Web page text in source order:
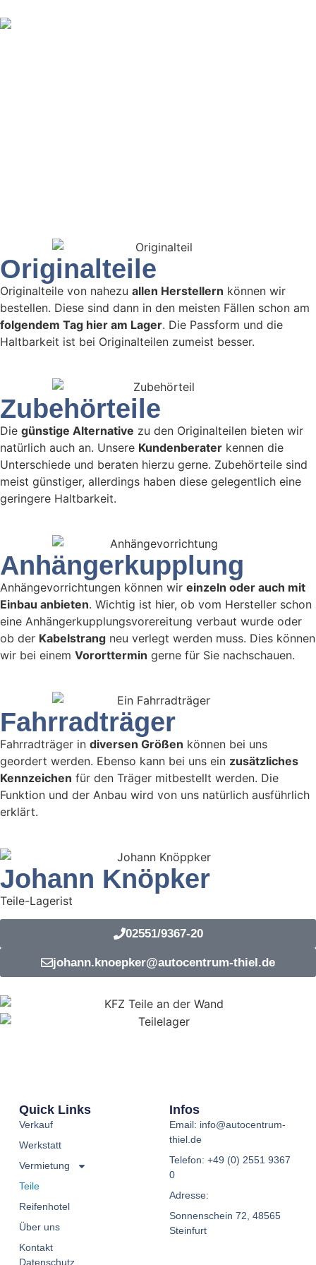
springen
Originalteile
Originalteile von nahezu allen Herstellern können wir
bestellen. Diese sind dann in den meisten Fällen schon am
folgendem Tag hier am Lager. Die Passform und die
Haltbarkeit ist bei Originalteilen zumeist besser.
Zubehörteile
Die günstige Alternative zu den Originalteilen bieten wir
natürlich auch an. Unsere Kundenberater kennen die
Unterschiede und beraten hierzu gerne. Zubehörteile sind
meist günstiger, allerdings haben diese gelegentlich eine
geringere Haltbarkeit.
Anhängerkupplung
Anhängevorrichtungen können wir einzeln oder auch mit
Einbau anbieten. Wichtig ist hier, ob vom Hersteller schon
eine Anhängerkupplungsvorereitung verbaut wurde oder
ob der Kabelstrang neu verlegt werden muss. Dies können
wir bei einem Vororttermin gerne für Sie nachschauen.
Fahrradträger
Fahrradträger in diversen Größen können bei uns
geordert werden. Ebenso kann bei uns ein zusätzliches
Kennzeichen für den Träger mitbestellt werden. Die
Funktion und der Anbau wird von uns natürlich ausführlich
erklärt.
Johann Knöpker
Teile-Lagerist
02551/9367-20
johann.knoepker@autocentrum-thiel.de
Quick Links
Verkauf
Werkstatt
Vermietung
Teile
Reifenhotel
Über uns
Kontakt
Datenschutz
Infos
Email: info@autocentrum-
thiel.de
Telefon: +49 (0) 2551 9367
0
Adresse:
Sonnenschein 72, 48565
Steinfurt